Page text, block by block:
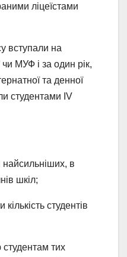
ліцеїстами
вступали на
МУФ і за один рік,
та денної
студентами IV
найсильніших, в
шкіл;
студентів
студентам тих